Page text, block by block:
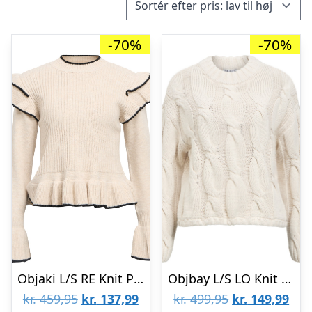
-70%
Objaki L/S RE Knit Pullover 142
kr.459,95 Den
kr. 137,99Den
-70%
Objbay L/S LO Knit Pullover E PA 25
kr.499,95 Den
kr. 149,99Den